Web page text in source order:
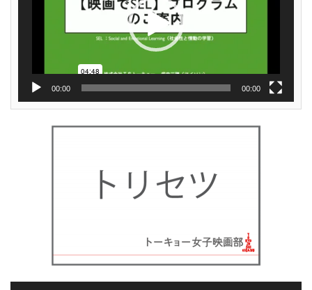
00:00 00:00